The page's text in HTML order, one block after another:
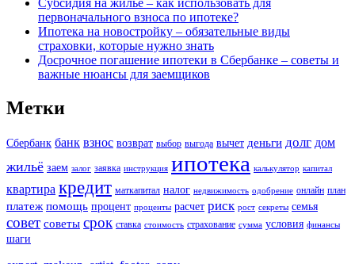
Субсидия на жилье – как использовать для
первоначального взноса по ипотеке?
Ипотека на новостройку – обязательные виды
страховки, которые нужно знать
Досрочное погашение ипотеки в Сбербанке – советы и
важные нюансы для заемщиков
Метки
Сбербанк банк взнос возврат выбор выгода вычет деньги долг дом
жильё заем залог заявка инструкция ипотека калькулятор капитал
квартира кредит маткапитал налог недвижимость одобрение онлайн план
платеж помощь процент проценты расчет риск рост секреты семья
совет советы срок ставка стоимость страхование сумма условия финансы
шаги